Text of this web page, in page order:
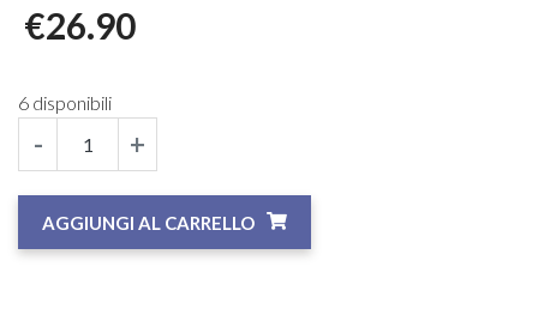
€26.90
6 disponibili
- +
AGGIUNGI AL CARRELLO